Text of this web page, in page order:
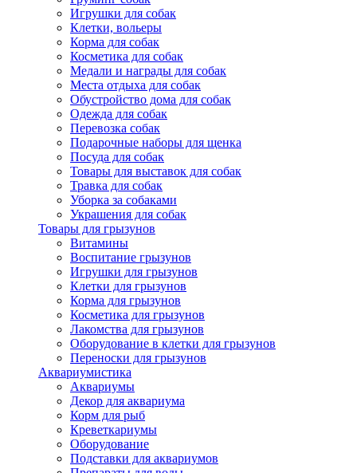
Игрушки для собак
Клетки, вольеры
Корма для собак
Косметика для собак
Медали и награды для собак
Места отдыха для собак
Обустройство дома для собак
Одежда для собак
Перевозка собак
Подарочные наборы для щенка
Посуда для собак
Товары для выставок для собак
Травка для собак
Уборка за собаками
Украшения для собак
Товары для грызунов
Витамины
Воспитание грызунов
Игрушки для грызунов
Клетки для грызунов
Корма для грызунов
Косметика для грызунов
Лакомства для грызунов
Оборудование в клетки для грызунов
Переноски для грызунов
Аквариумистика
Аквариумы
Декор для аквариума
Корм для рыб
Креветкариумы
Оборудование
Подставки для аквариумов